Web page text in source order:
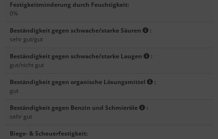
Festigkeitminderung durch Feuchtigkeit:
0%
Beständigkeit gegen schwache/starke Säuren
:
sehr gut/gut
Beständigkeit gegen schwache/starke Laugen
:
gut/nicht gut
Beständigkeit gegen organische Lösungsmittel
:
gut
Beständigkeit gegen Benzin und Schmieröle
:
sehr gut
Biege- & Scheuerfestigkeit: